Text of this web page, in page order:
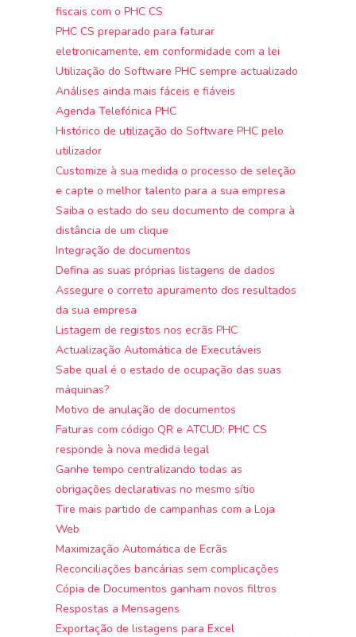
fiscais com o PHC CS
PHC CS preparado para faturar
eletronicamente, em conformidade com a lei
Utilização do Software PHC sempre actualizado
Análises ainda mais fáceis e fiáveis
Agenda Telefónica PHC
Histórico de utilização do Software PHC pelo
utilizador
Customize à sua medida o processo de seleção
e capte o melhor talento para a sua empresa
Saiba o estado do seu documento de compra à
distância de um clique
Integração de documentos
Defina as suas próprias listagens de dados
Assegure o correto apuramento dos resultados
da sua empresa
Listagem de registos nos ecrãs PHC
Actualização Automática de Executáveis
Sabe qual é o estado de ocupação das suas
máquinas?
Motivo de anulação de documentos
Faturas com código QR e ATCUD: PHC CS
responde à nova medida legal
Ganhe tempo centralizando todas as
obrigações declarativas no mesmo sítio
Tire mais partido de campanhas com a Loja
Web
Maximização Automática de Ecrãs
Reconciliações bancárias sem complicações
Cópia de Documentos ganham novos filtros
Respostas a Mensagens
Exportação de listagens para Excel